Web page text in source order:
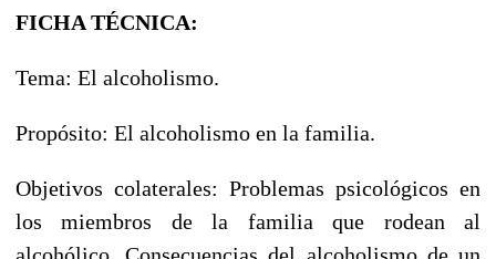
FICHA TÉCNICA:
Tema: El alcoholismo.
Propósito: El alcoholismo en la familia.
Objetivos colaterales: Problemas psicológicos en
los miembros de la familia que rodean al